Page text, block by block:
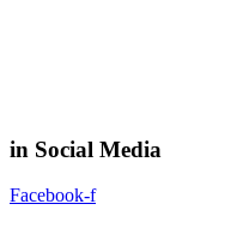
in Social Media
Facebook-f